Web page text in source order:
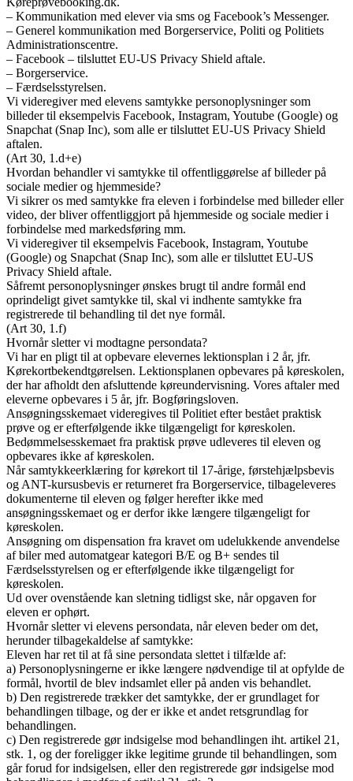
– Kommunikation med elever via sms og Facebook’s Messenger.
– Generel kommunikation med Borgerservice, Politi og Politiets
Administrationscentre.
– Facebook – tilsluttet EU-US Privacy Shield aftale.
– Borgerservice.
– Færdselsstyrelsen.
Vi videregiver med elevens samtykke personoplysninger som
billeder til eksempelvis Facebook, Instagram, Youtube (Google) og
Snapchat (Snap Inc), som alle er tilsluttet EU-US Privacy Shield
aftalen.
(Art 30, 1.d+e)
Hvordan behandler vi samtykke til offentliggørelse af billeder på
sociale medier og hjemmeside?
Vi sikrer os med samtykke fra eleven i forbindelse med billeder eller
video, der bliver offentliggjort på hjemmeside og sociale medier i
forbindelse med markedsføring mm.
Vi videregiver til eksempelvis Facebook, Instagram, Youtube
(Google) og Snapchat (Snap Inc), som alle er tilsluttet EU-US
Privacy Shield aftale.
Såfremt personoplysninger ønskes brugt til andre formål end
oprindeligt givet samtykke til, skal vi indhente samtykke fra
registrerede til behandling til det nye formål.
(Art 30, 1.f)
Hvornår sletter vi modtagne persondata?
Vi har en pligt til at opbevare elevernes lektionsplan i 2 år, jfr.
Kørekortbekendtgørelsen. Lektionsplanen opbevares på køreskolen,
der har afholdt den afsluttende køreundervisning. Vores aftaler med
eleverne opbevares i 5 år, jfr. Bogføringsloven.
Ansøgningsskemaet videregives til Politiet efter bestået praktisk
prøve og er efterfølgende ikke tilgængeligt for køreskolen.
Bedømmelsesskemaet fra praktisk prøve udleveres til eleven og
opbevares ikke af køreskolen.
Når samtykkeerklæring for kørekort til 17-årige, førstehjælpsbevis
og ANT-kursusbevis er returneret fra Borgerservice, tilbageleveres
dokumenterne til eleven og følger herefter ikke med
ansøgningsskemaet og er derfor ikke længere tilgængeligt for
køreskolen.
Ansøgning om dispensation fra kravet om udelukkende anvendelse
af biler med automatgear kategori B/E og B+ sendes til
Færdselsstyrelsen og er efterfølgende ikke tilgængeligt for
køreskolen.
Ud over ovenstående kan sletning tidligst ske, når opgaven for
eleven er ophørt.
Hvornår sletter vi elevens persondata, når eleven beder om det,
herunder tilbagekaldelse af samtykke:
Eleven har ret til at få sine persondata slettet i tilfælde af:
a) Personoplysningerne er ikke længere nødvendige til at opfylde de
formål, hvortil de blev indsamlet eller på anden vis behandlet.
b) Den registrerede trækker det samtykke, der er grundlaget for
behandlingen tilbage, og der er ikke et andet retsgrundlag for
behandlingen.
c) Den registrerede gør indsigelse mod behandlingen iht. artikel 21,
stk. 1, og der foreligger ikke legitime grunde til behandlingen, som
går forud for indsigelsen, eller den registrerede gør indsigelse mod